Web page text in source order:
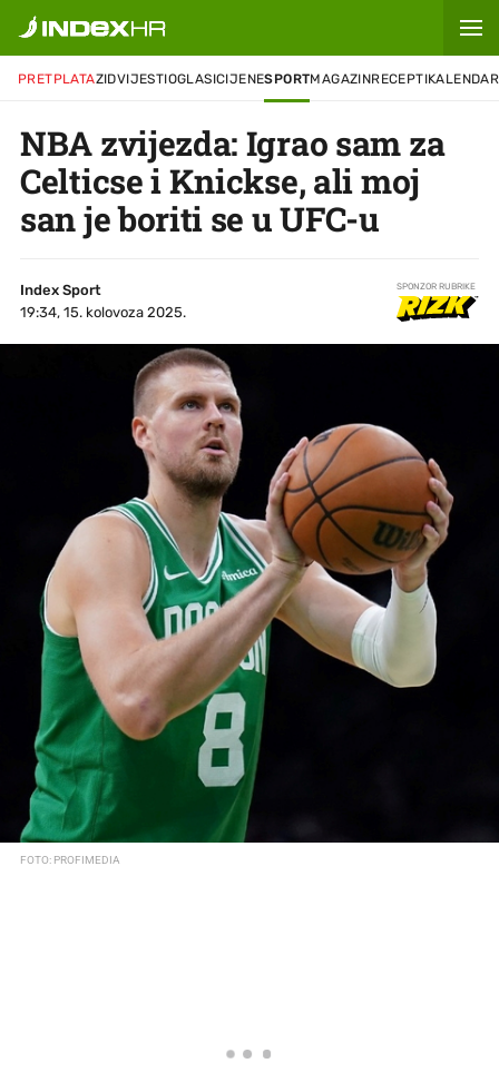
PRETPLATAZIDVIJESTIOGLASICIJENESPORTMAGAZINRECEPTIKALENDAR
NBA zvijezda: Igrao sam za
Celticse i Knickse, ali moj
san je boriti se u UFC-u
Index Sport
19:34, 15. kolovoza 2025.
SPONZOR RUBRIKE
FOTO: PROFIMEDIA